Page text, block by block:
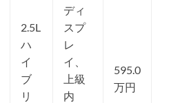
2.5L
ハ
イ
ブ
リ
ディ
スプ
レ
イ、
上級
内
595.0
万円